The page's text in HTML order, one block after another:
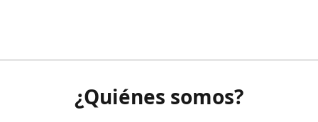
¿Quiénes somos?